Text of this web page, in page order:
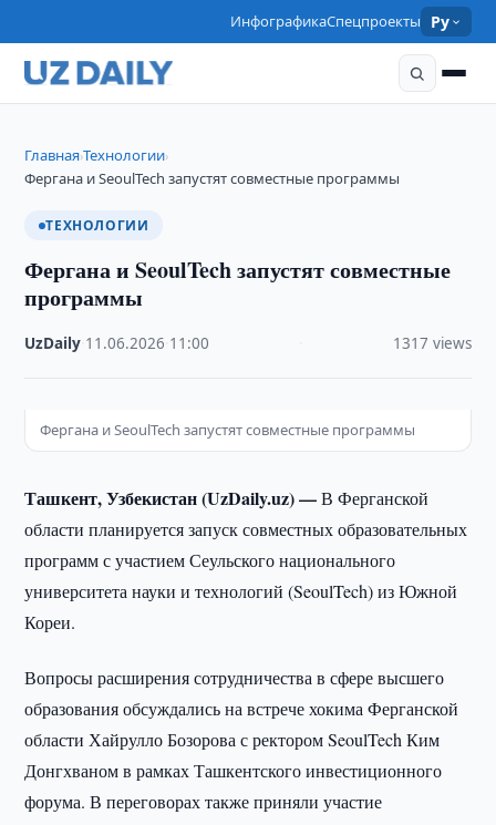
ИнфографикаСпецпроекты Ру
Главная›Технологии›
Фергана и SeoulTech запустят совместные программы
ТЕХНОЛОГИИ
Фергана и SeoulTech запустят совместные
программы
UzDaily 11.06.2026 11:00 1317 views
Фергана и SeoulTech запустят совместные программы
Ташкент, Узбекистан (UzDaily.uz) —В Ферганской
области планируется запуск совместных образовательных
программ с участием Сеульского национального
университета науки и технологий (SeoulTech) из Южной
Кореи.
Вопросы расширения сотрудничества в сфере высшего
образования обсуждались на встрече хокима Ферганской
области Хайрулло Бозорова с ректором SeoulTech Ким
Донгхваном в рамках Ташкентского инвестиционного
форума. В переговорах также приняли участие